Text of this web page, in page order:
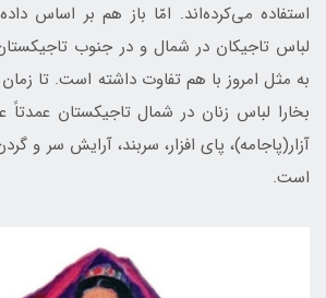
استفاده می‌کرده‌اند. امّا باز هم بر اساس
لباس تاجیکان در شمال و در جنوب
به مثل امروز با هم تفاوت داشته است. تا
بخارا لباس زنان در شمال تاجیکستان عمدتاً
آزار(پاجامه)، پای افزار، سربند، آرایش سر و
است.